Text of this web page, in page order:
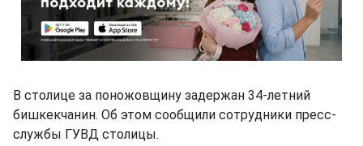
В столице за поножовщину задержан 34-летний
бишкекчанин. Об этом сообщили сотрудники пресс-
службы ГУВД столицы.